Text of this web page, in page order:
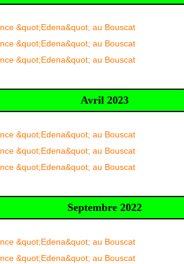
Avril 2023
Septembre 2022